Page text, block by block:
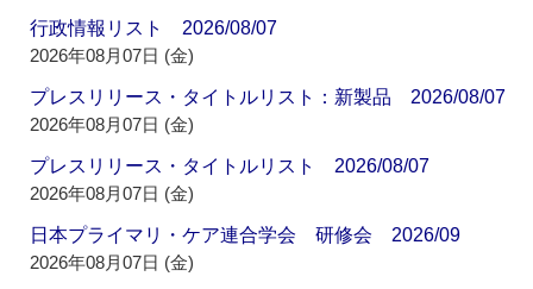
行政情報リスト 2026/08/07
2026年08月07日 (金)
プレスリリース・タイトルリスト：新製品 2026/08/07
2026年08月07日 (金)
プレスリリース・タイトルリスト 2026/08/07
2026年08月07日 (金)
日本プライマリ・ケア連合学会 研修会 2026/09
2026年08月07日 (金)